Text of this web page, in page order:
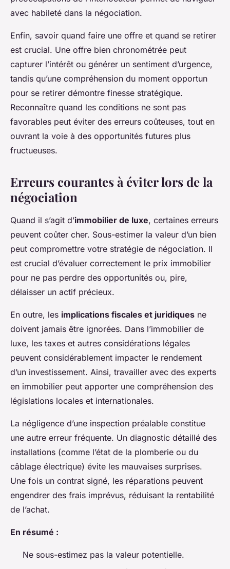
avec habileté dans la négociation.
Enfin, savoir quand faire une offre et quand se retirer
est crucial. Une offre bien chronométrée peut
capturer l’intérêt ou générer un sentiment d’urgence,
tandis qu’une compréhension du moment opportun
pour se retirer démontre finesse stratégique.
Reconnaître quand les conditions ne sont pas
favorables peut éviter des erreurs coûteuses, tout en
ouvrant la voie à des opportunités futures plus
fructueuses.
Erreurs courantes à éviter lors de la
négociation
Quand il s’agit d’immobilier de luxe, certaines erreurs
peuvent coûter cher. Sous-estimer la valeur d’un bien
peut compromettre votre stratégie de négociation. Il
est crucial d’évaluer correctement le prix immobilier
pour ne pas perdre des opportunités ou, pire,
délaisser un actif précieux.
En outre, les implications fiscales et juridiques ne
doivent jamais être ignorées. Dans l’immobilier de
luxe, les taxes et autres considérations légales
peuvent considérablement impacter le rendement
d’un investissement. Ainsi, travailler avec des experts
en immobilier peut apporter une compréhension des
législations locales et internationales.
La négligence d’une inspection préalable constitue
une autre erreur fréquente. Un diagnostic détaillé des
installations (comme l’état de la plomberie ou du
câblage électrique) évite les mauvaises surprises.
Une fois un contrat signé, les réparations peuvent
engendrer des frais imprévus, réduisant la rentabilité
de l’achat.
En résumé :
Ne sous-estimez pas la valeur potentielle.